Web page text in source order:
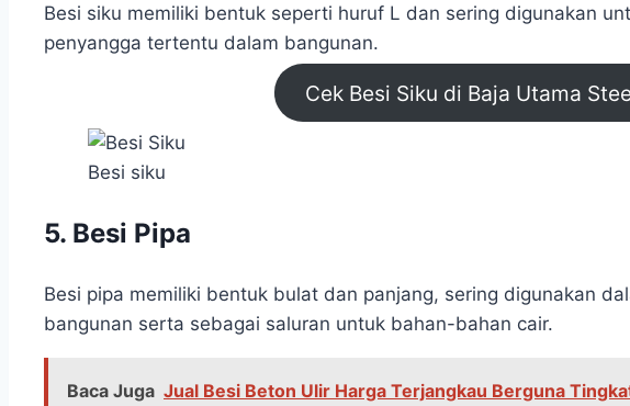
Besi siku memiliki bentuk seperti huruf L dan sering digunakan
penyangga tertentu dalam bangunan.
Cek Besi Siku di Baja Utama
Besi siku
5. Besi Pipa
Besi pipa memiliki bentuk bulat dan panjang, sering digunakan
bangunan serta sebagai saluran untuk bahan-bahan cair.
Baca Juga Jual Besi Beton Ulir Harga Terjangkau Berguna